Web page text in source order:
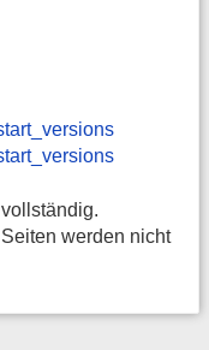
werden nicht